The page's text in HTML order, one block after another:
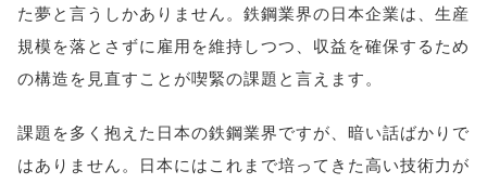
た夢と言うしかありません。鉄鋼業界の日本企業は、生産
規模を落とさずに雇用を維持しつつ、収益を確保するため
の構造を見直すことが喫緊の課題と言えます。
課題を多く抱えた日本の鉄鋼業界ですが、暗い話ばかりで
はありません。日本にはこれまで培ってきた高い技術力が